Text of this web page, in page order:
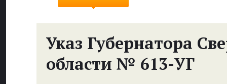
Указ Губернатора
области № 613-УГ